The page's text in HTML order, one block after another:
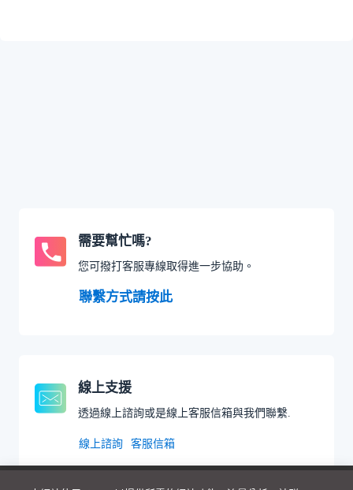
需要幫忙嗎?
您可撥打客服專線取得進一步協助。
聯繫方式請按此
線上支援
透過線上諮詢或是線上客服信箱與我們聯繫.
線上諮詢 客服信箱